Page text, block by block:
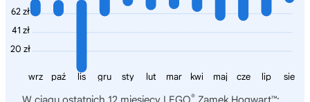
62 zł
41 zł
20 zł
sie
lip
cze
maj
kwi
mar
lut
sty
gru
lis
paź
wrz
®